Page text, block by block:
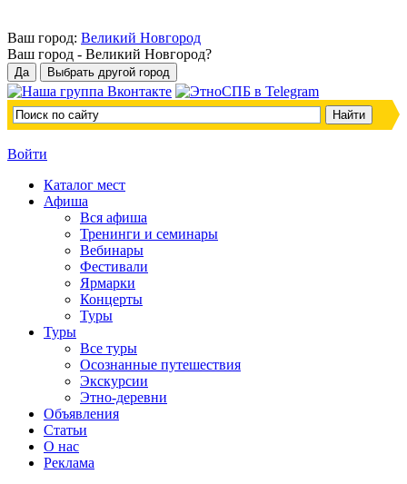
Ваш город: Великий Новгород
Ваш город - Великий Новгород?
Войти
Каталог мест
Афиша
Вся афиша
Тренинги и семинары
Вебинары
Фестивали
Ярмарки
Концерты
Туры
Туры
Все туры
Осознанные путешествия
Экскурсии
Этно-деревни
Объявления
Статьи
О нас
Реклама